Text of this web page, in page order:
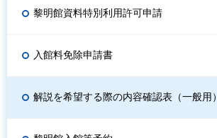
黎明館資料特別利用許可申請
入館料免除申請書
解説を希望する際の内容確認表（一般用）